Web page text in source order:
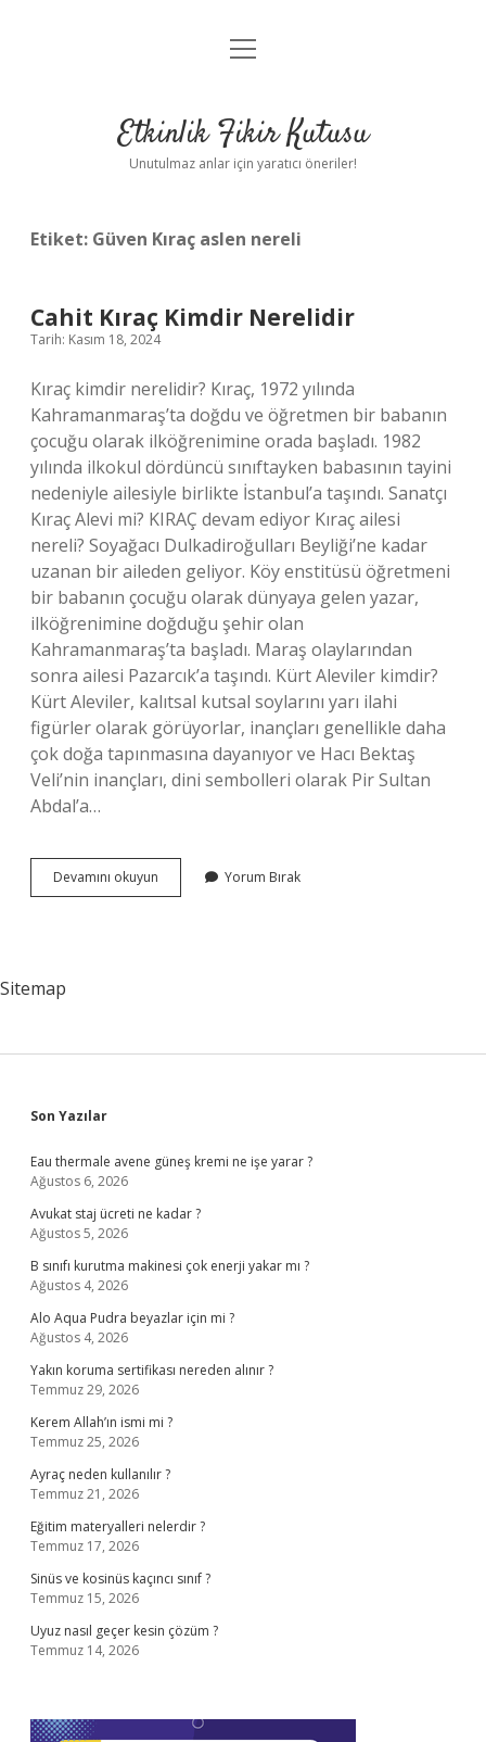
Anasayfa
Yasal Uyarı
menüyü
Etkinlik Fikir Kutusu
Unutulmaz anlar için yaratıcı öneriler!
Etiket: Güven Kıraç aslen nereli
Cahit Kıraç Kimdir Nerelidir
Tarih: Kasım 18, 2024
Kıraç kimdir nerelidir? Kıraç, 1972 yılında
Kahramanmaraş’ta doğdu ve öğretmen bir babanın
çocuğu olarak ilköğrenimine orada başladı. 1982
yılında ilkokul dördüncü sınıftayken babasının tayini
nedeniyle ailesiyle birlikte İstanbul’a taşındı. Sanatçı
Kıraç Alevi mi? KIRAÇ devam ediyor Kıraç ailesi
nereli? Soyağacı Dulkadiroğulları Beyliği’ne kadar
uzanan bir aileden geliyor. Köy enstitüsü öğretmeni
bir babanın çocuğu olarak dünyaya gelen yazar,
ilköğrenimine doğduğu şehir olan
Kahramanmaraş’ta başladı. Maraş olaylarından
sonra ailesi Pazarcık’a taşındı. Kürt Aleviler kimdir?
Kürt Aleviler, kalıtsal kutsal soylarını yarı ilahi
figürler olarak görüyorlar, inançları genellikle daha
çok doğa tapınmasına dayanıyor ve Hacı Bektaş
Veli’nin inançları, dini sembolleri olarak Pir Sultan
Abdal’a…
Devamını okuyun
Kıraç
Yorum Bırak
Sitemap
Sidebar
Son Yazılar
Eau thermale avene güneş kremi ne işe yarar ?
Ağustos 6, 2026
Avukat staj ücreti ne kadar ?
Ağustos 5, 2026
B sınıfı kurutma makinesi çok enerji yakar mı ?
Ağustos 4, 2026
Alo Aqua Pudra beyazlar için mi ?
Ağustos 4, 2026
Yakın koruma sertifikası nereden alınır ?
Temmuz 29, 2026
Kerem Allah’ın ismi mi ?
Temmuz 25, 2026
Ayraç neden kullanılır ?
Temmuz 21, 2026
Eğitim materyalleri nelerdir ?
Temmuz 17, 2026
Sinüs ve kosinüs kaçıncı sınıf ?
Temmuz 15, 2026
Uyuz nasıl geçer kesin çözüm ?
Temmuz 14, 2026